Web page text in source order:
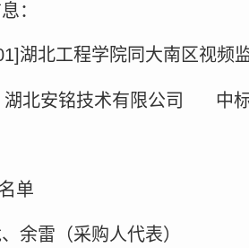
：
湖北工程学院同大南区视频
北安铭技术有限公司 中
单
余雷（采购人代表）